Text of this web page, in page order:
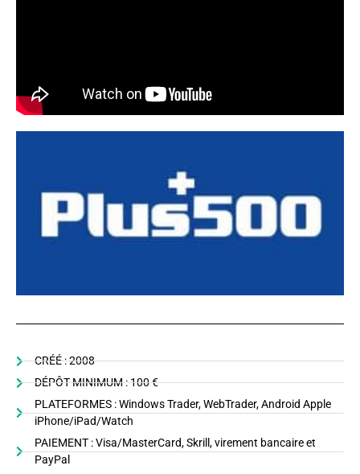
CRÉÉ : 2008
DÉPÔT MINIMUM : 100 €
PLATEFORMES : Windows Trader, WebTrader, Android Apple
iPhone/iPad/Watch
PAIEMENT : Visa/MasterCard, Skrill, virement bancaire et
PayPal